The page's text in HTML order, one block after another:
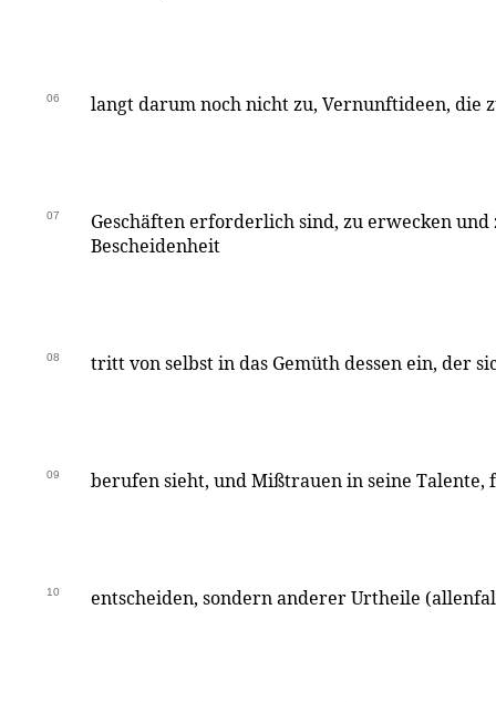
06 langt darum noch nicht zu, Vernunftideen, die
07
Geschäften erforderlich sind, zu erwecken und
Bescheidenheit
08 tritt von selbst in das Gemüth dessen ein, der
09 berufen sieht, und Mißtrauen in seine Talente,
10 entscheiden, sondern anderer Urtheile